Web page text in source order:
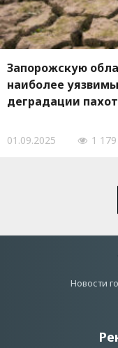
Запорожскую
наиболее
деградации
01.09.2025 1 179
Новости